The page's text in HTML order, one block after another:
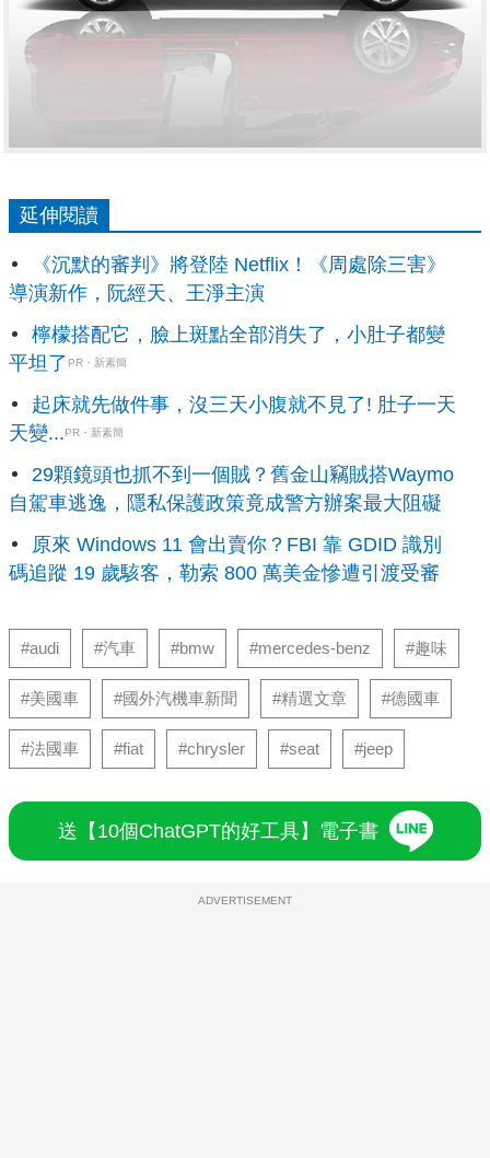
延伸閱讀
《沉默的審判》將登陸 Netflix！《周處除三害》
導演新作，阮經天、王淨主演
檸檬搭配它，臉上斑點全部消失了，小肚子都變
平坦了 PR・新素簡
起床就先做件事，沒三天小腹就不見了! 肚子一天
天變...PR・新素簡
29顆鏡頭也抓不到一個賊？舊金山竊賊搭Waymo
自駕車逃逸，隱私保護政策竟成警方辦案最大阻礙
原來 Windows 11 會出賣你？FBI 靠 GDID 識別
碼追蹤 19 歲駭客，勒索 800 萬美金慘遭引渡受審
#audi #汽車 #bmw #mercedes-benz #趣味
#美國車 #國外汽機車新聞 #精選文章 #德國車
#法國車 #fiat #chrysler #seat #jeep
送【10個ChatGPT的好工具】電子書
ADVERTISEMENT